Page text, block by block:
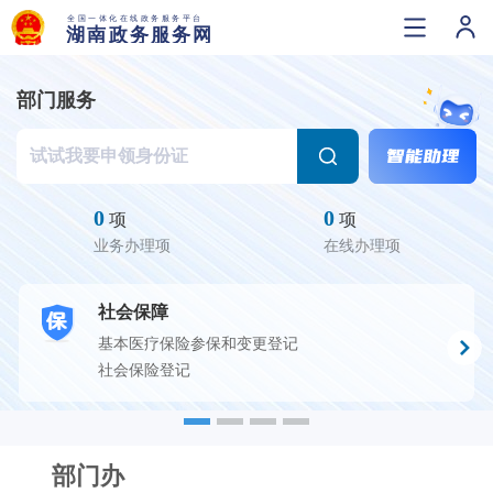
部门服务
0 项
业务办理项
0 项
在线办理项
社会保障
基本医疗保险参保和变更登记
社会保险登记
部门办